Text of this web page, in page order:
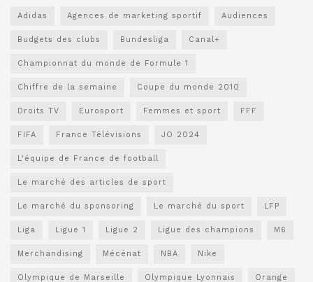
Adidas Agences de marketing sportif Audiences
Budgets des clubs Bundesliga Canal+
Championnat du monde de Formule 1
Chiffre de la semaine Coupe du monde 2010
Droits TV Eurosport Femmes et sport FFF
FIFA France Télévisions JO 2024
L'équipe de France de football
Le marché des articles de sport
Le marché du sponsoring Le marché du sport LFP
Liga Ligue 1 Ligue 2 Ligue des champions M6
Merchandising Mécénat NBA Nike
Olympique de Marseille Olympique Lyonnais Orange